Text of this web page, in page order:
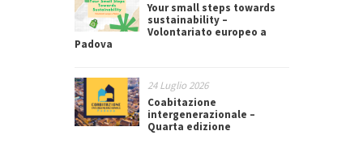
Your small steps towards
sustainability –
Volontariato europeo a
Padova
24 Luglio 2026
Coabitazione
intergenerazionale –
Quarta edizione